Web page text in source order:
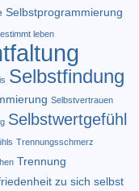
Selbstprogrammierung
leben
Selbstfindung
Selbstvertrauen
Selbstwertgefühl
Trennungsschmerz
Trennung
zu sich selbst